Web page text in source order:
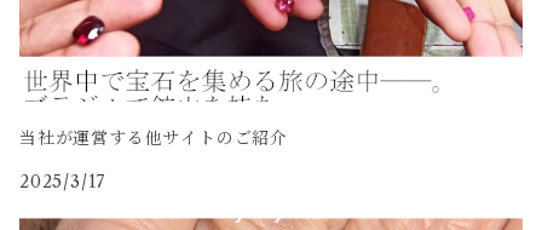
当社が運営する他サイトのご紹介
2025/3/17